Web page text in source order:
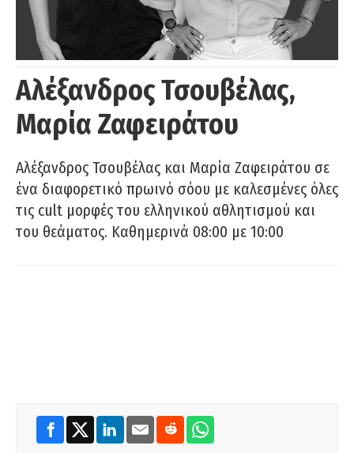
Αλέξανδρος Τσουβέλας,
Μαρία Ζαφειράτου
Αλέξανδρος Τσουβέλας και Μαρία Ζαφειράτου σε
ένα διαφορετικό πρωινό σόου με καλεσμένες όλες
τις cult μορφές του ελληνικού αθλητισμού και
του θεάματος. Καθημερινά 08:00 με 10:00